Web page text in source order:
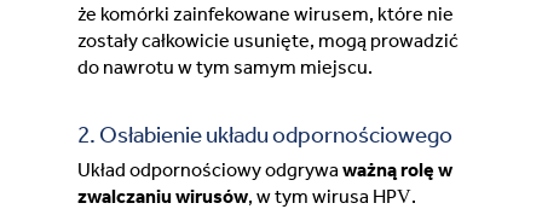
że komórki zainfekowane wirusem, które nie
zostały całkowicie usunięte, mogą prowadzić
do nawrotu w tym samym miejscu.
2. Osłabienie układu odpornościowego
Układ odpornościowy odgrywaważną rolę w
zwalczaniu wirusów, w tym wirusa HPV.